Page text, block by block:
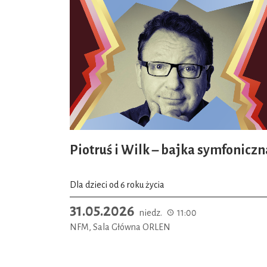
Piotruś i Wilk – bajka
Dla dzieci od 6 roku życia
31.05.2026 niedz.
11:00
NFM, Sala Główna ORLEN